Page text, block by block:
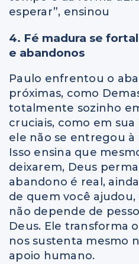
esperar”, ensinou
4. Fé madura se
e abandonos
Paulo enfrentou o
próximas, como
totalmente sozinho
cruciais, como em
ele não se entregou à
Isso ensina que
deixarem, Deus
abandono é real,
de quem você
não depende de
Deus. Ele transforma
nos sustenta mesmo
apoio humano.